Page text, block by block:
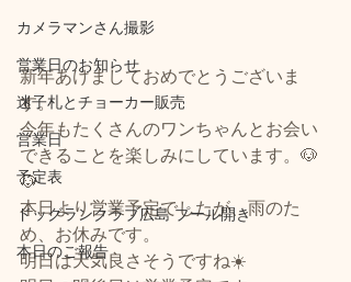
カメラマンさん撮影
営業日のお知らせ
迷子札とチョーカー販売
営業日
予定表
ドッグランクラブ広島 プール開き
本日のご報告
新年あけましておめでとうございま
す。
今年もたくさんのワンちゃんとお会い
できることを楽しみにしています。🐶
🐶
本日より営業予定でしたが、雨のた
め、お休みです。
明日は天気良さそうですね☀️